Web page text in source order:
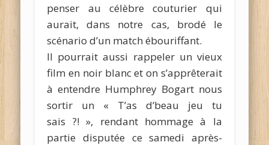
penser au célèbre couturier qui
aurait, dans notre cas, brodé le
scénario d’un match ébouriffant.
Il pourrait aussi rappeler un vieux
film en noir blanc et on s’apprêterait
à entendre Humphrey Bogart nous
sortir un « T’as d’beau jeu tu
sais ?! », rendant hommage à la
partie disputée ce samedi après-